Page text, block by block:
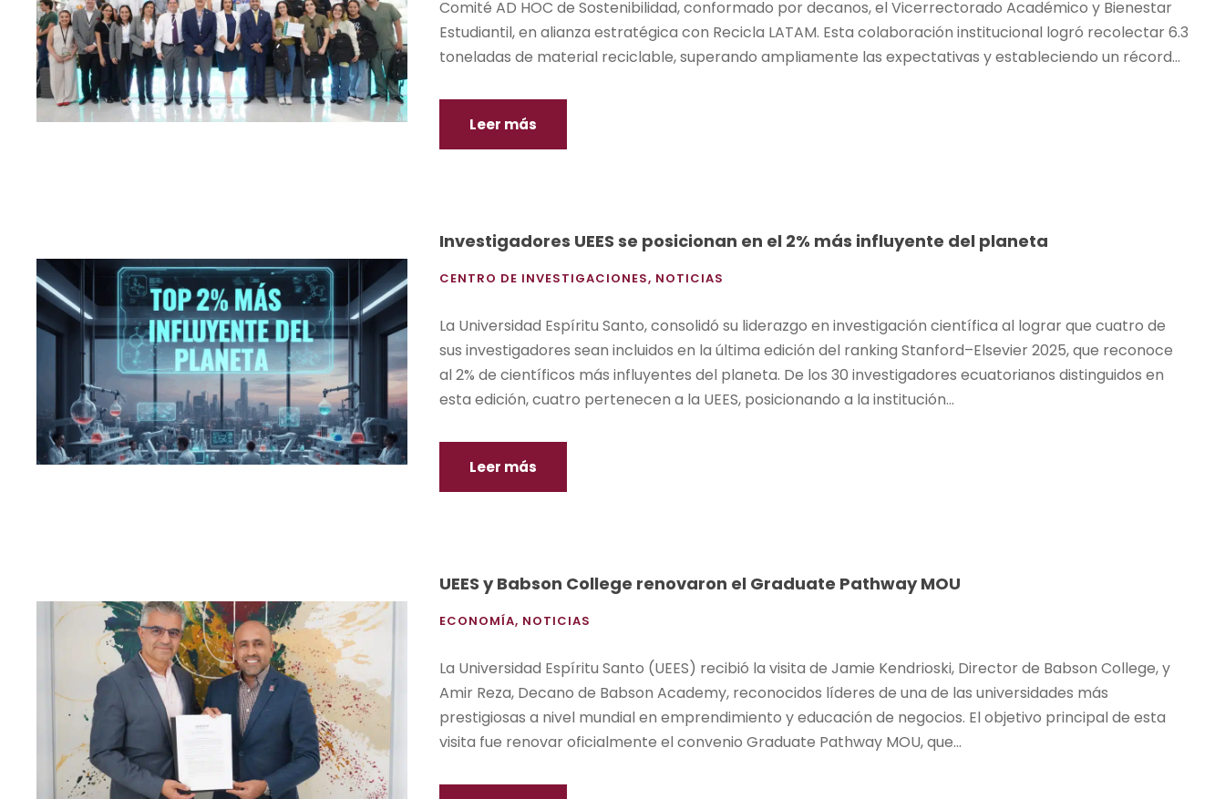
Comité AD HOC de Sostenibilidad, conformado por decanos, el Vicerrectorado Académico y Bienestar
Estudiantil, en alianza estratégica con Recicla LATAM. Esta colaboración institucional logró recolectar 6.3
toneladas de material reciclable, superando ampliamente las expectativas y estableciendo un récord...
Leer más
Investigadores UEES se posicionan en el 2% más influyente del planeta
CENTRO DE INVESTIGACIONES, NOTICIAS
La Universidad Espíritu Santo, consolidó su liderazgo en investigación científica al lograr que cuatro de
sus investigadores sean incluidos en la última edición del ranking Stanford–Elsevier 2025, que reconoce
al 2% de científicos más influyentes del planeta. De los 30 investigadores ecuatorianos distinguidos en
esta edición, cuatro pertenecen a la UEES, posicionando a la institución...
Leer más
UEES y Babson College renovaron el Graduate Pathway MOU
ECONOMÍA, NOTICIAS
La Universidad Espíritu Santo (UEES) recibió la visita de Jamie Kendrioski, Director de Babson College, y
Amir Reza, Decano de Babson Academy, reconocidos líderes de una de las universidades más
prestigiosas a nivel mundial en emprendimiento y educación de negocios. El objetivo principal de esta
visita fue renovar oficialmente el convenio Graduate Pathway MOU, que...